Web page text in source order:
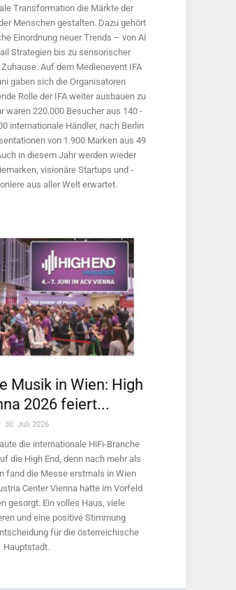
Trans­formation die Märkte der
Menschen gestalten. Dazu gehört
Einordnung neuer Trends – von AI
Strategien bis zu sensorischer
Auf dem Medien­event IFA
gaben sich die Organisatoren
Rolle der IFA weiter ausbauen zu
­waren 220.000 Besucher aus 140
internationale Händler, nach Berlin
von 1.900 Marken aus 49
in diesem Jahr werden wieder
visionäre Startups und
aus aller Welt erwartet.
Musik in Wien: High
2026 feiert...
30. Juli 2026
die internationale HiFi-Branche
die High End, denn nach mehr als
fand die Messe erstmals in Wien
Center Vienna hatte im Vorfeld
gesorgt. Ein volles Haus, viele
und eine positive Stimmung
für die österreichische
Hauptstadt.